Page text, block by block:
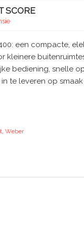
SCORE
een compacte,
kleinere
bediening, snelle
te leveren op
, Weber